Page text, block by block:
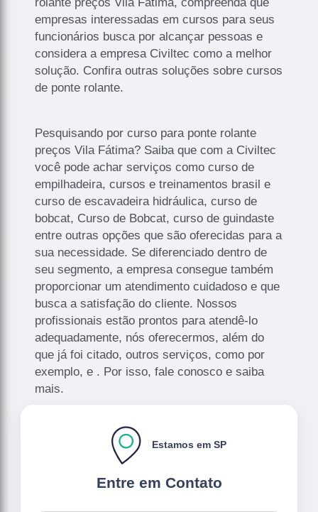
empresas interessadas em cursos para seus
funcionários busca por alcançar pessoas e
considera a empresa Civiltec como a melhor
solução. Confira outras soluções sobre cursos
de ponte rolante.
Pesquisando por curso para ponte rolante
preços Vila Fátima? Saiba que com a Civiltec
você pode achar serviços como curso de
empilhadeira, cursos e treinamentos brasil e
curso de escavadeira hidráulica, curso de
bobcat, Curso de Bobcat, curso de guindaste
entre outras opções que são oferecidas para a
sua necessidade. Se diferenciado dentro de
seu segmento, a empresa consegue também
proporcionar um atendimento cuidadoso e que
busca a satisfação do cliente. Nossos
profissionais estão prontos para atendê-lo
adequadamente, nós oferecermos, além do
que já foi citado, outros serviços, como por
exemplo, e . Por isso, fale conosco e saiba
mais.
Entre em Contato
Estamos em SP